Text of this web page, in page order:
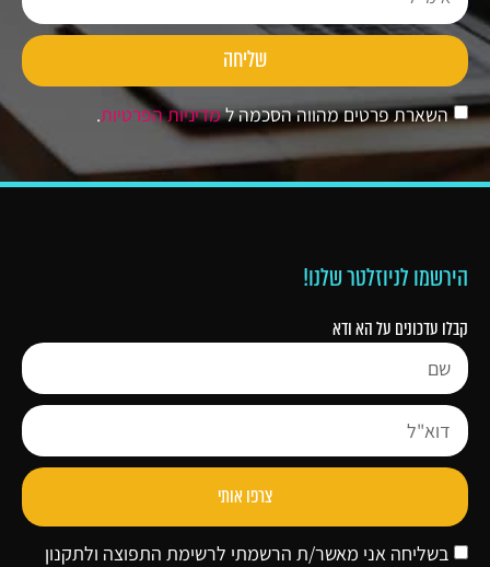
השארת פרטים מהווה הסכמה למדיניות הפרטיות.
שליחה
הירשמו לניוזלטר שלנו!
קבלו עדכונים על הא ודא
בשליחה אני מאשר/ת הרשמתי לרשימת התפוצה ולתקנון
צרפו אותי